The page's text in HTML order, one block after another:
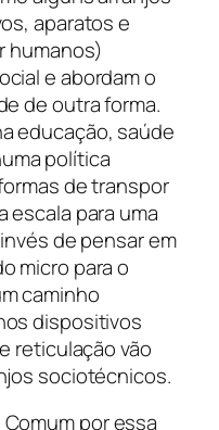
aparatos e
humanos)
e abordam o
de outra forma.
educação, saúde
política
de transpor
escala para uma
de pensar em
micro para o
caminho
dispositivos
reticulação vão
sociotécnicos.
por essa